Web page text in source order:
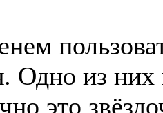
Одно из
это